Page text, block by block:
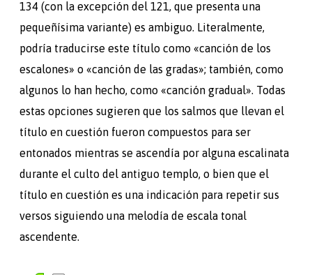
134 (con la excepción del 121, que presenta una
pequeñísima variante) es ambiguo. Literalmente,
podría traducirse este título como «canción de los
escalones» o «canción de las gradas»; también, como
algunos lo han hecho, como «canción gradual». Todas
estas opciones sugieren que los salmos que llevan el
título en cuestión fueron compuestos para ser
entonados mientras se ascendía por alguna escalinata
durante el culto del antiguo templo, o bien que el
título en cuestión es una indicación para repetir sus
versos siguiendo una melodía de escala tonal
ascendente.